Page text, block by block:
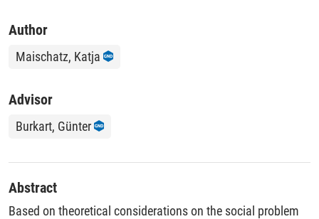
Author
Maischatz, Katja
Advisor
Burkart, Günter
Abstract
Based on theoretical considerations on the social problem